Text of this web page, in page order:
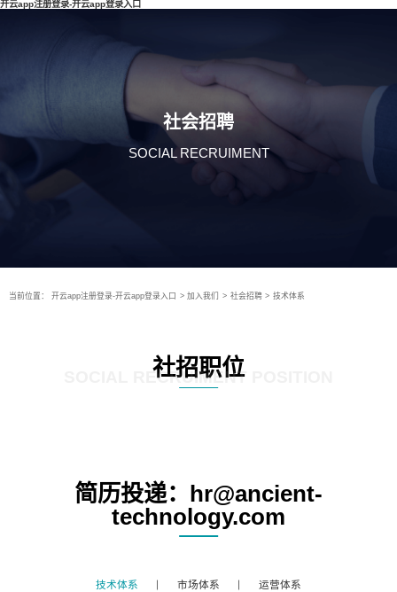
开云app注册登录-开云app登录入口
社会招聘
SOCIAL RECRUIMENT
当前位置： 开云app注册登录-开云app登录入口 > 加入我们 > 社会招聘 > 技术体系
社招职位
SOCIAL RECRUIMENT POSITION
简历投递：hr@ancient-
technology.com
技术体系 市场体系 运营体系